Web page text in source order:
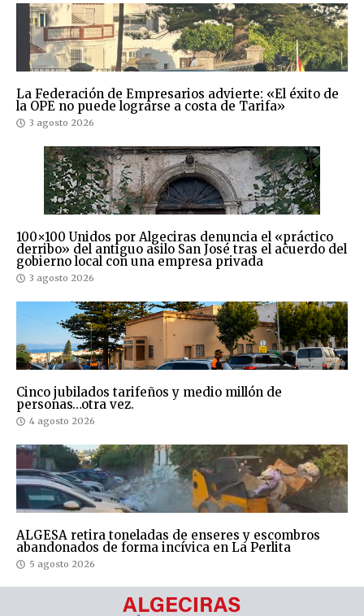
La Federación de Empresarios advierte: «El éxito de
la OPE no puede lograrse a costa de Tarifa»
3 agosto 2026
100×100 Unidos por Algeciras denuncia el «práctico
derribo» del antiguo asilo San José tras el acuerdo del
gobierno local con una empresa privada
3 agosto 2026
Cinco jubilados tarifeños y medio millón de
personas…otra vez.
4 agosto 2026
ALGESA retira toneladas de enseres y escombros
abandonados de forma incívica en La Perlita
5 agosto 2026